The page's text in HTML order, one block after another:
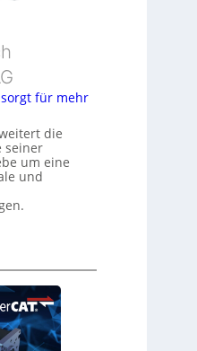
für mehr
die
seiner
um eine
und